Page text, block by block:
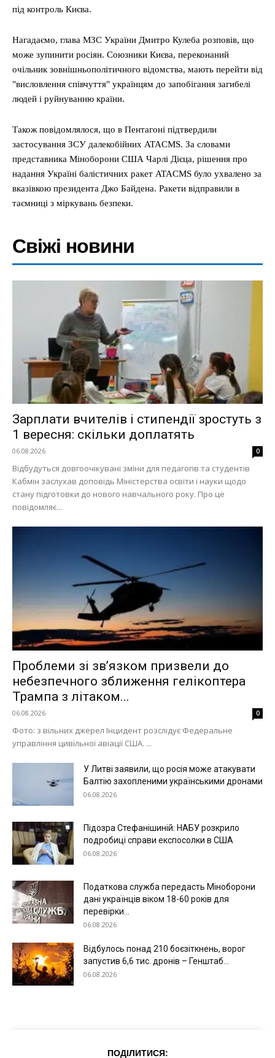
під контроль Києва.
Нагадаємо, глава МЗС України Дмитро Кулеба розповів, що
може зупинити росіян. Союзники Києва, переконаний
очільник зовнішньополітичного відомства, мають перейти від
"висловлення співчуття" українцям до запобігання загибелі
людей і руйнуванню країни.
Також повідомлялося, що в Пентагоні підтвердили
застосування ЗСУ далекобійних ATACMS. За словами
представника Міноборони США Чарлі Дієца, рішення про
надання Україні балістичних ракет ATACMS було ухвалено за
вказівкою президента Джо Байдена. Ракети відправили в
таємниці з міркувань безпеки.
Свіжі новини
Зарплати вчителів і стипендії зростуть з
1 вересня: скільки доплатять
06.08.2026 0
Відбудуться довгоочікувані зміни для педагогів та студентів
Кабмін заслухав доповідь Міністерства освіти і науки щодо
стану підготовки до нового навчального року. Про це
повідомляє...
Проблеми зі зв’язком призвели до
небезпечного зближення гелікоптера
Трампа з літаком...
06.08.2026 0
Фото: з вільних джерел Інцидент розслідує Федеральне
управління цивільної авіації США. ...
У Литві заявили, що росія може атакувати
Балтію захопленими українськими дронами
06.08.2026
Підозра Стефанішиній: НАБУ розкрило
подробиці справи експосолки в США
06.08.2026
Податкова служба передасть Міноборони
дані українців віком 18-60 років для
перевірки...
06.08.2026
Відбулось понад 210 боєзіткнень, ворог
запустив 6,6 тис. дронів – Генштаб...
06.08.2026
ПОДІЛИТИСЯ: